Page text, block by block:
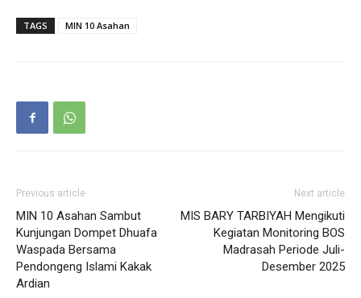
TAGS MIN 10 Asahan
Previous article
MIN 10 Asahan Sambut
Kunjungan Dompet Dhuafa
Waspada Bersama
Pendongeng Islami Kakak
Ardian
Next article
MIS BARY TARBIYAH Mengikuti
Kegiatan Monitoring BOS
Madrasah Periode Juli-
Desember 2025